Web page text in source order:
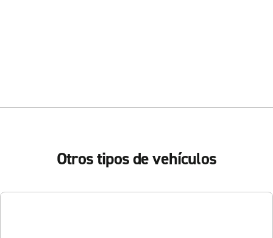
Otros tipos de vehículos